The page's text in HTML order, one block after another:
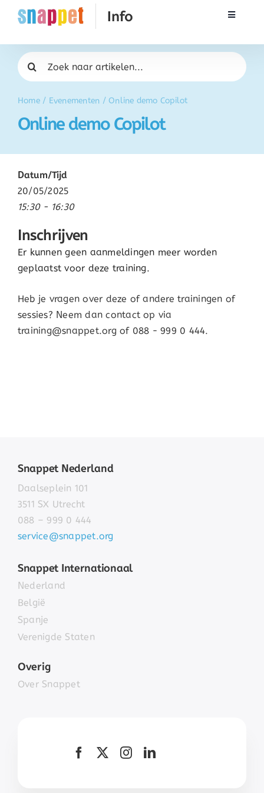
naar
Toggle
Rekenen
Taal & Spelling
Werken met Snappet
Activatie
FAQ
Home/ Evenementen / Online demo Copilot
Online demo Copilot
Zoeken
naar:
Datum/Tijd
20/05/2025
15:30 - 16:30
Inschrijven
Er kunnen geen aanmeldingen meer worden
geplaatst voor deze training.
Heb je vragen over deze of andere trainingen of
sessies? Neem dan contact op via
training@snappet.org of 088 - 999 0 444.
Snappet Nederland
Daalseplein 101
3511 SX Utrecht
088 – 999 0 444
service@snappet.org
Snappet Internationaal
Nederland
België
Spanje
Verenigde Staten
Overig
Over Snappet